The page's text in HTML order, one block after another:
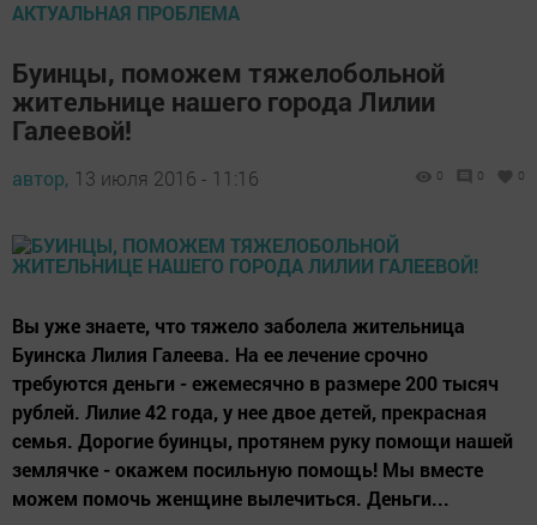
АКТУАЛЬНАЯ ПРОБЛЕМА
Буинцы, поможем тяжелобольной
жительнице нашего города Лилии
Галеевой!
автор, 13 июля 2016 - 11:16 0 0 0
Вы уже знаете, что тяжело заболела жительница
Буинска Лилия Галеева. На ее лечение срочно
требуются деньги - ежемесячно в размере 200 тысяч
рублей. Лилие 42 года, у нее двое детей, прекрасная
семья. Дорогие буинцы, протянем руку помощи нашей
землячке - окажем посильную помощь! Мы вместе
можем помочь женщине вылечиться. Деньги...